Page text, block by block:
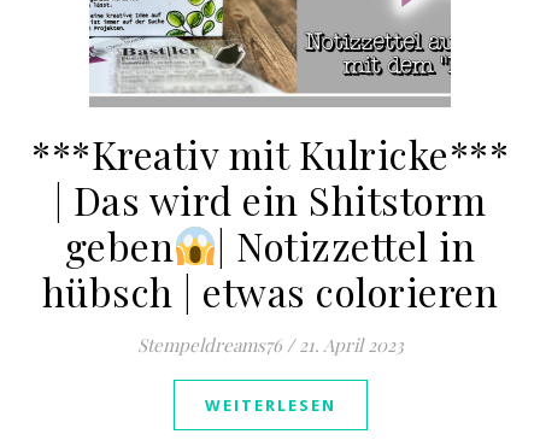
***Kreativ mit Kulricke***
| Das wird ein Shitstorm
geben
| Notizzettel in
hübsch | etwas colorieren
Stempeldreams76 / 21. April 2023
WEITERLESEN